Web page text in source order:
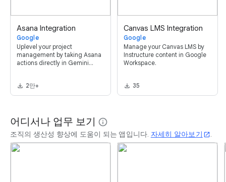
Asana Integration
Google
Uplevel your project
management by taking Asana
actions directly in Gemini
2만+
Canvas LMS Integration
Google
Manage your Canvas LMS by
Instructure content in Google
Workspace.
35
어디서나 업무 보기 info
조직의 생산성 향상에 도움이 되는 앱입니다. 자세히 알아보기 open_in_new